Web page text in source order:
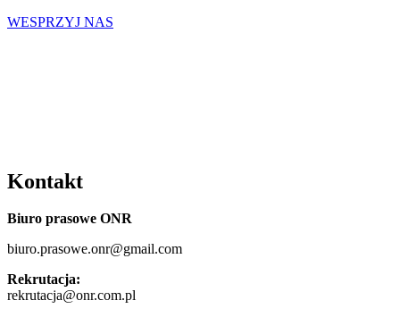
WESPRZYJ NAS
Kontakt
Biuro prasowe ONR
biuro.prasowe.onr@gmail.com
Rekrutacja:
rekrutacja@onr.com.pl